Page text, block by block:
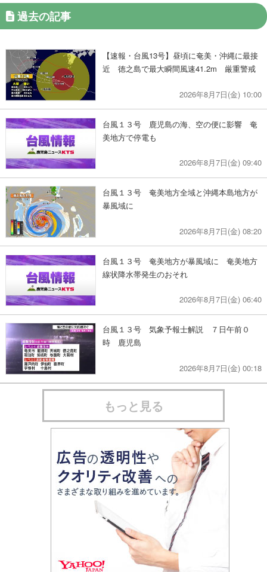
過去の記事
【速報・台風13号】昼頃に奄美・沖縄に最接
近 徳之島で最大瞬間風速41.2m 厳重警戒
2026年8月7日(金) 10:00
台風１３号 鹿児島の海、空の便に影響 奄
美地方で停電も
2026年8月7日(金) 09:40
台風１３号 奄美地方全域と沖縄本島地方が
暴風域に
2026年8月7日(金) 08:20
台風１３号 奄美地方が暴風域に 奄美地方
線状降水帯発生のおそれ
2026年8月7日(金) 06:40
台風１３号 気象予報士解説 ７日午前０
時 鹿児島
2026年8月7日(金) 00:18
もっと見る